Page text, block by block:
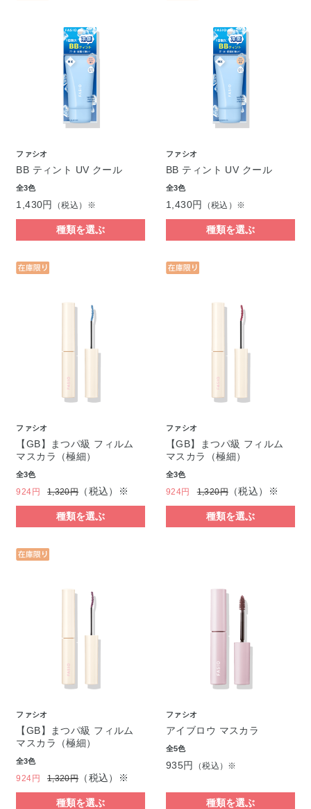
ファシオ
BB ティント UV クール
全3色
1,430円 （税込）※
種類を選ぶ
ファシオ
BB ティント UV クール
全3色
1,430円 （税込）※
種類を選ぶ
ファシオ
【GB】まつパ級 フィルム
マスカラ（極細）
全3色
924円 1,320円（税込）※
種類を選ぶ
ファシオ
【GB】まつパ級 フィルム
マスカラ（極細）
全3色
924円 1,320円（税込）※
種類を選ぶ
ファシオ
【GB】まつパ級 フィルム
マスカラ（極細）
全3色
924円 1,320円（税込）※
種類を選ぶ
ファシオ
アイブロウ マスカラ
全5色
935円 （税込）※
種類を選ぶ